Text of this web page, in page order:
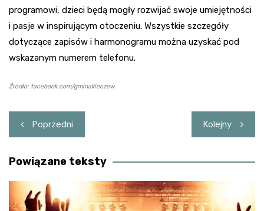
programowi, dzieci będą mogły rozwijać swoje umiejętności
i pasje w inspirującym otoczeniu. Wszystkie szczegóły
dotyczące zapisów i harmonogramu można uzyskać pod
wskazanym numerem telefonu.
Źródło: facebook.com/gminakleczew
Nawigacja
wpisu
Poprzedni Kolejny
Powiązane teksty